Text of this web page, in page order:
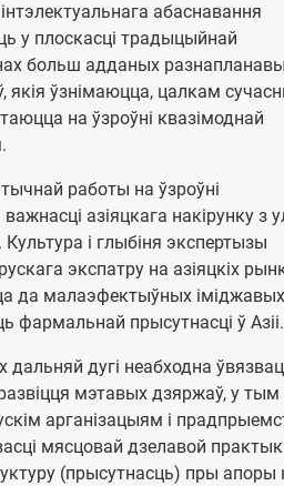
абаснавання
у плоскасці традыцыйнай
больш адданых
ўзнімаюцца, цалкам
на ўзроўні квазімоднай
работы на ўзроўні
азіяцкага накірунку з
і глыбіня экспертызы
экспатру на азіяцкіх
да малаэфектыўных іміджавых
фармальнай прысутнасці ў Азіі.
дугі неабходна
мэтавых дзяржаў, у тым
арганізацыям і
мясцовай дзелавой
(прысутнасць) пры апоры